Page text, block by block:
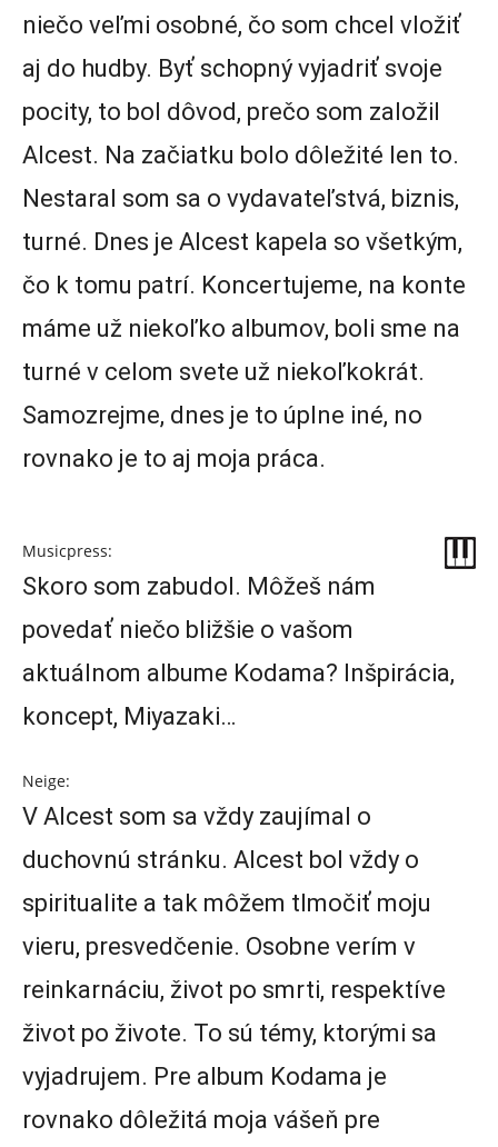
niečo veľmi osobné, čo som chcel vložiť
aj do hudby. Byť schopný vyjadriť svoje
pocity, to bol dôvod, prečo som založil
Alcest. Na začiatku bolo dôležité len to.
Nestaral som sa o vydavateľstvá, biznis,
turné. Dnes je Alcest kapela so všetkým,
čo k tomu patrí. Koncertujeme, na konte
máme už niekoľko albumov, boli sme na
turné v celom svete už niekoľkokrát.
Samozrejme, dnes je to úplne iné, no
rovnako je to aj moja práca.
Musicpress:
Skoro som zabudol. Môžeš nám
povedať niečo bližšie o vašom
aktuálnom albume Kodama? Inšpirácia,
koncept, Miyazaki…
Neige:
V Alcest som sa vždy zaujímal o
duchovnú stránku. Alcest bol vždy o
spiritualite a tak môžem tlmočiť moju
vieru, presvedčenie. Osobne verím v
reinkarnáciu, život po smrti, respektíve
život po živote. To sú témy, ktorými sa
vyjadrujem. Pre album Kodama je
rovnako dôležitá moja vášeň pre